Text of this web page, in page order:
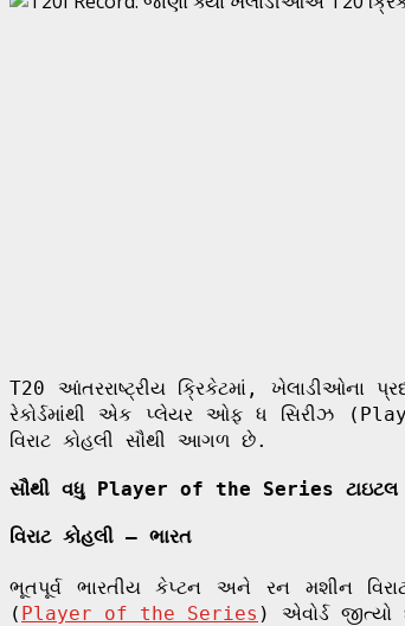
T20 આંતરરાષ્ટ્રીય ક્રિકેટમાં, ખેલાડીઓના
રેકોર્ડમાંથી એક પ્લેયર ઓફ ધ સિરીઝ
વિરાટ કોહલી સૌથી આગળ છે.
સૌથી વધુ Player of the Series ટાઇટલ
વિરાટ કોહલી – ભારત
ભૂતપૂર્વ ભારતીય કેપ્ટન અને રન મશીન
( Player of the Series ) એવોર્ડ